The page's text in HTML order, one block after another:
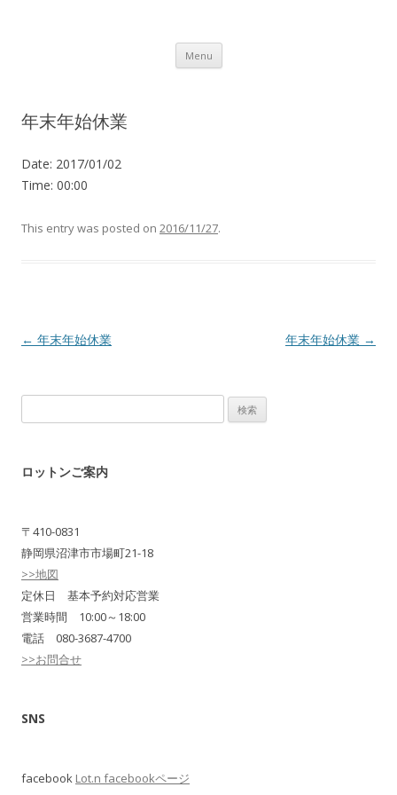
Menu Skip to content
年末年始休業
Date: 2017/01/02
Time: 00:00
This entry was posted on 2016/11/27.
Post navigation
← 年末年始休業 年末年始休業 →
索:
ロットンご案内
〒410-0831
静岡県沼津市市場町21-18
>>地図
定休日 基本予約対応営業
営業時間 10:00～18:00
電話 080-3687-4700
>>お問合せ
SNS
facebook Lot.n facebookページ